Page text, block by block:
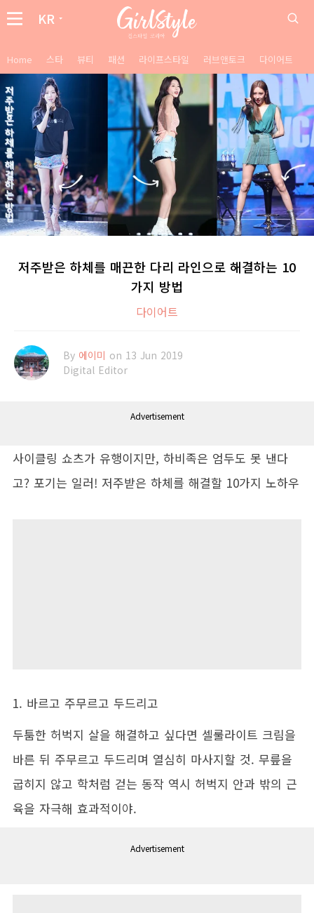
KR
Home 스타 뷰티 패션 라이프스타일 러브앤토크 다이어트
저주받은 하체를 매끈한 다리 라인으로 해결하는 10
가지 방법
다이어트
By 에이미 on 13 Jun 2019
Digital Editor
Advertisement
사이클링 쇼츠가 유행이지만, 하비족은 엄두도 못 낸다
고? 포기는 일러! 저주받은 하체를 해결할 10가지 노하우
1. 바르고 주무르고 두드리고
두툼한 허벅지 살을 해결하고 싶다면 셀룰라이트 크림을
바른 뒤 주무르고 두드리며 열심히 마사지할 것. 무릎을
굽히지 않고 학처럼 걷는 동작 역시 허벅지 안과 밖의 근
육을 자극해 효과적이야.
Advertisement